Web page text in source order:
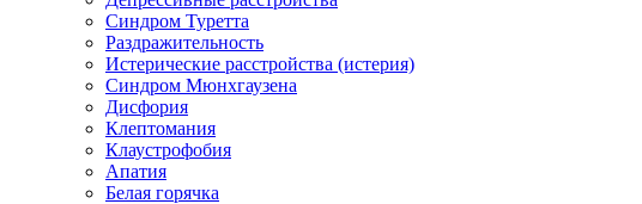
Синдром Туретта
Раздражительность
Истерические расстройства (истерия)
Синдром Мюнхгаузена
Дисфория
Клептомания
Клаустрофобия
Апатия
Белая горячка